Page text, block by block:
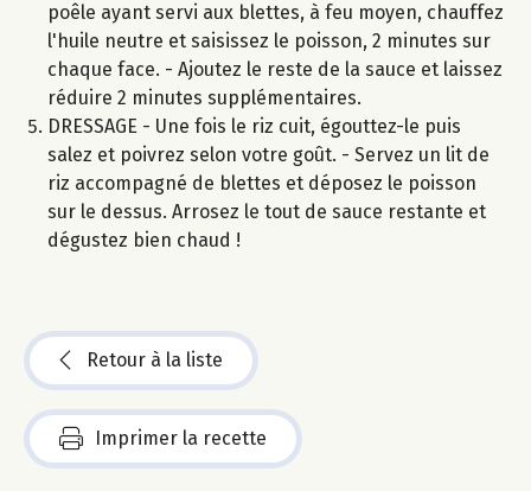
poêle ayant servi aux blettes, à feu moyen, chauffez
l'huile neutre et saisissez le poisson, 2 minutes sur
chaque face. - Ajoutez le reste de la sauce et laissez
réduire 2 minutes supplémentaires.
DRESSAGE - Une fois le riz cuit, égouttez-le puis
salez et poivrez selon votre goût. - Servez un lit de
riz accompagné de blettes et déposez le poisson
sur le dessus. Arrosez le tout de sauce restante et
dégustez bien chaud !
Retour à la liste
Imprimer la recette